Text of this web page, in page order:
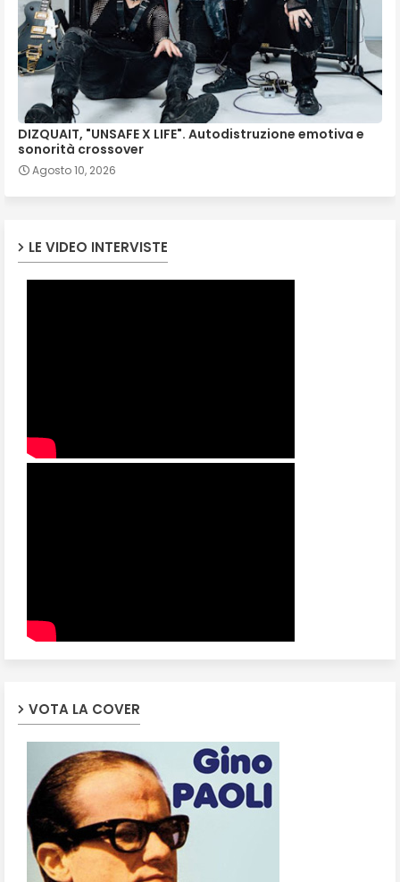
DIZQUAIT, "UNSAFE X LIFE". Autodistruzione emotiva e
sonorità crossover
Agosto 10, 2026
LE VIDEO INTERVISTE
VOTA LA COVER